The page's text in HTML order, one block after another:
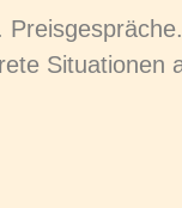
Situationen